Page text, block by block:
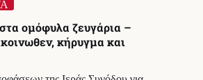
ομόφυλα ζευγάρια –
κήρυγμα και